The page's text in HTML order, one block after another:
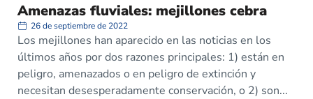
Amenazas fluviales: mejillones cebra
26 de septiembre de 2022
Los mejillones han aparecido en las noticias en los
últimos años por dos razones principales: 1) están en
peligro, amenazados o en peligro de extinción y
necesitan desesperadamente conservación, o 2) son